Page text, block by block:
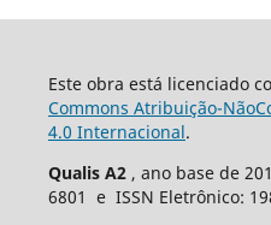
Este obra está licenciado
Commons Atribuição-
4.0 Internacional.
Qualis A2 , ano base de
6801 e ISSN Eletrônico: